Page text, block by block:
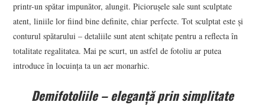
printr-un spătar impunător, alungit. Piciorușele sale sunt sculptate
atent, liniile lor fiind bine definite, chiar perfecte. Tot sculptat este și
conturul spătarului – detaliile sunt atent schițate pentru a reflecta în
totalitate regalitatea. Mai pe scurt, un astfel de fotoliu ar putea
introduce în locuința ta un aer monarhic.
Demifotoliile – eleganță prin simplitate